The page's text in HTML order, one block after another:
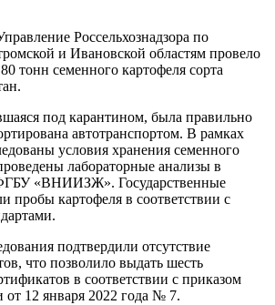
Россельхознадзора по
и Ивановской областям провело
тонн семенного картофеля сорта
под карантином, была правильно
автотранспортом. В рамках
условия хранения семенного
лабораторные анализы в
«ВНИИЗЖ». Государственные
пробы картофеля в соответствии с
подтвердили отсутствие
что позволило выдать шесть
в соответствии с приказом
от 12 января 2022 года № 7.